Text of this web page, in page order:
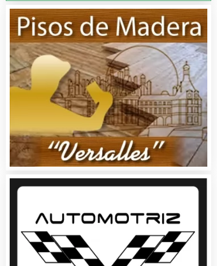
Agricultura y Ganadería
Agua Purificada
Aire Acondicionado
Alarmas
Albercas
Alimentos
Almacenaje